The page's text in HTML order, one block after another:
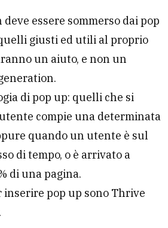
essere sommerso dai pop
giusti ed utili al proprio
un aiuto, e non un
di pop up: quelli che si
compie una determinata
quando un utente è sul
di tempo, o è arrivato a
di una pagina.
pop up sono Thrive